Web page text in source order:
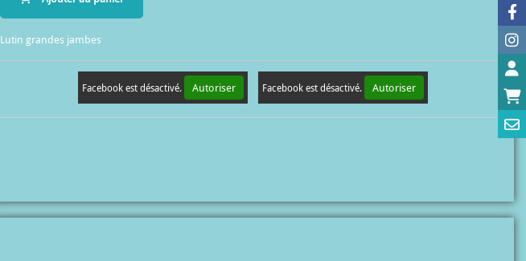
Lutin grandes jambes
Facebook est désactivé. Autoriser Facebook est désactivé. Autoriser